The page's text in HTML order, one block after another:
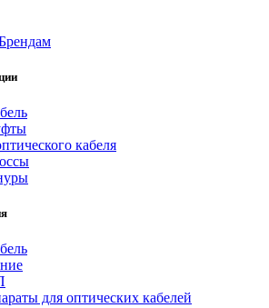
кабеля
для оптических кабелей